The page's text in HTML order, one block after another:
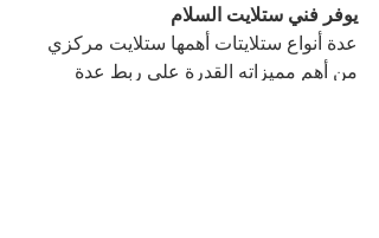
يوفر فني ستلايت السلام
عدة أنواع ستلايتات أهمها ستلايت مركزي
من أهم مميزاته القدرة على ربط عدة